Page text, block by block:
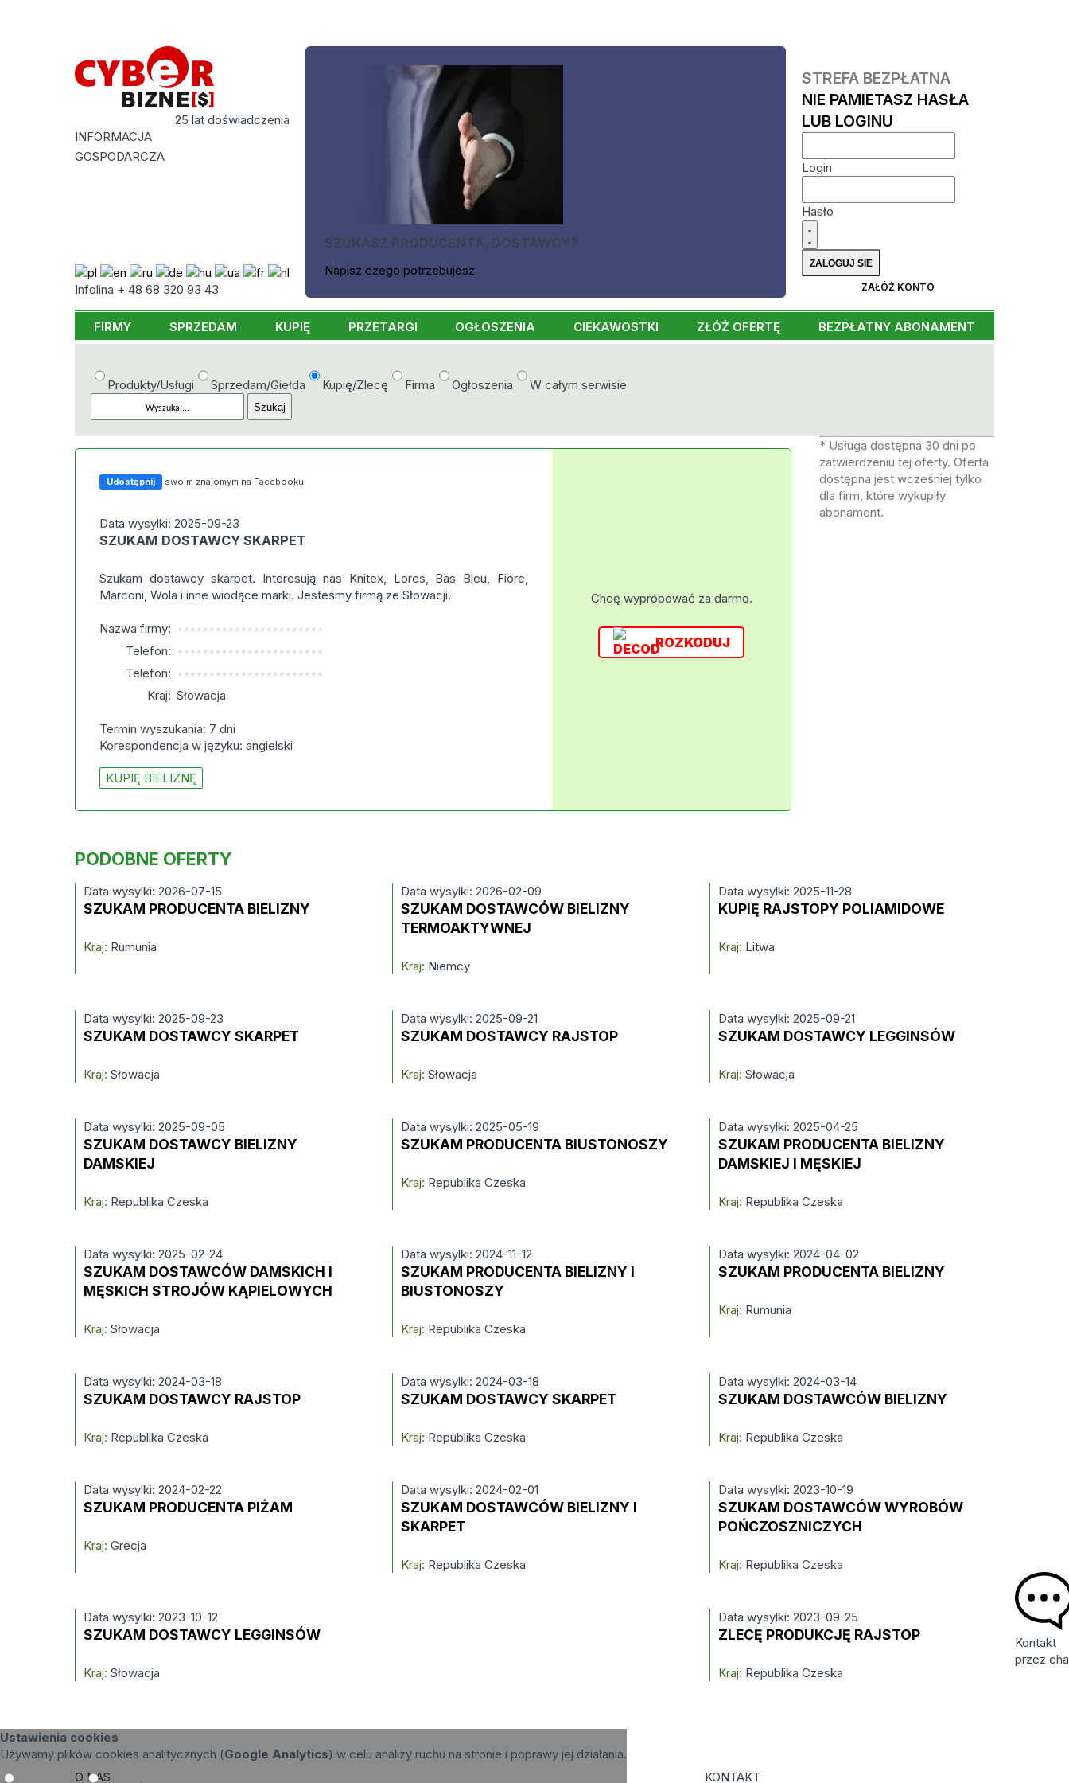
25 lat doświadczenia
INFORMACJA
GOSPODARCZA
Infolina + 48 68 320 93 43
SZUKASZ PRODUCENTA, DOSTAWCY?
Napisz czego potrzebujesz
STREFA BEZPŁATNA
NIE PAMIETASZ HASŁA
LUB LOGINU
Login
Hasło
ZAŁÓŻ KONTO
FIRMY SPRZEDAM KUPIĘ PRZETARGI OGŁOSZENIA CIEKAWOSTKI ZŁÓŻ OFERTĘ BEZPŁATNY ABONAMENT
Produkty/Usługi Sprzedam/Giełda Kupię/Zlecę Firma Ogłoszenia W całym serwisie
Udostępnij swoim znajomym na Facebooku
Data wysylki: 2025-09-23
SZUKAM DOSTAWCY SKARPET
Szukam dostawcy skarpet. Interesują nas Knitex, Lores, Bas Bleu, Fiore,
Marconi, Wola i inne wiodące marki. Jesteśmy firmą ze Słowacji.
Nazwa firmy: ***********************
Telefon: ***********************
Telefon: ***********************
Kraj: Słowacja
Termin wyszukania: 7 dni
Korespondencja w języku: angielski
KUPIĘ BIELIZNĘ
Chcę wypróbować za darmo.
ROZKODUJ
* Usługa dostępna 30 dni po
zatwierdzeniu tej oferty. Oferta
dostępna jest wcześniej tylko
dla firm, które wykupiły
abonament.
PODOBNE OFERTY
Data wysylki: 2026-07-15
SZUKAM PRODUCENTA BIELIZNY
Kraj: Rumunia
Data wysylki: 2026-02-09
SZUKAM DOSTAWCÓW BIELIZNY
TERMOAKTYWNEJ
Kraj: Niemcy
Data wysylki: 2025-11-28
KUPIĘ RAJSTOPY POLIAMIDOWE
Kraj: Litwa
Data wysylki: 2025-09-23
SZUKAM DOSTAWCY SKARPET
Kraj: Słowacja
Data wysylki: 2025-09-21
SZUKAM DOSTAWCY RAJSTOP
Kraj: Słowacja
Data wysylki: 2025-09-21
SZUKAM DOSTAWCY LEGGINSÓW
Kraj: Słowacja
Data wysylki: 2025-09-05
SZUKAM DOSTAWCY BIELIZNY
DAMSKIEJ
Kraj: Republika Czeska
Data wysylki: 2025-05-19
SZUKAM PRODUCENTA BIUSTONOSZY
Kraj: Republika Czeska
Data wysylki: 2025-04-25
SZUKAM PRODUCENTA BIELIZNY
DAMSKIEJ I MĘSKIEJ
Kraj: Republika Czeska
Data wysylki: 2025-02-24
SZUKAM DOSTAWCÓW DAMSKICH I
MĘSKICH STROJÓW KĄPIELOWYCH
Kraj: Słowacja
Data wysylki: 2024-11-12
SZUKAM PRODUCENTA BIELIZNY I
BIUSTONOSZY
Kraj: Republika Czeska
Data wysylki: 2024-04-02
SZUKAM PRODUCENTA BIELIZNY
Kraj: Rumunia
Data wysylki: 2024-03-18
SZUKAM DOSTAWCY RAJSTOP
Kraj: Republika Czeska
Data wysylki: 2024-03-18
SZUKAM DOSTAWCY SKARPET
Kraj: Republika Czeska
Data wysylki: 2024-03-14
SZUKAM DOSTAWCÓW BIELIZNY
Kraj: Republika Czeska
Data wysylki: 2024-02-22
SZUKAM PRODUCENTA PIŻAM
Kraj: Grecja
Data wysylki: 2024-02-01
SZUKAM DOSTAWCÓW BIELIZNY I
SKARPET
Kraj: Republika Czeska
Data wysylki: 2023-10-19
SZUKAM DOSTAWCÓW WYROBÓW
POŃCZOSZNICZYCH
Kraj: Republika Czeska
Data wysylki: 2023-10-12
SZUKAM DOSTAWCY LEGGINSÓW
Kraj: Słowacja
Data wysylki: 2023-09-25
ZLECĘ PRODUKCJĘ RAJSTOP
Kraj: Republika Czeska
Kontakt
przez
Ustawienia cookies
Używamy plików cookies analitycznych (Google Analytics) w celu analizy ruchu na stronie i poprawy jej działania.
O NAS KONTAKT